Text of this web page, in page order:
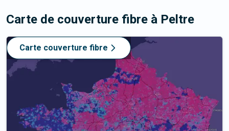
Carte de couverture fibre à Peltre
Carte couverture fibre